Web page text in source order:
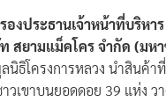
องประธานเจ้าหน้าที่บริหา
สยามแม็คโคร จำกัด (มห
นิธิโครงการหลวง นำสินค้า
วเขาบนยอดดอย 39 แห่ง ว